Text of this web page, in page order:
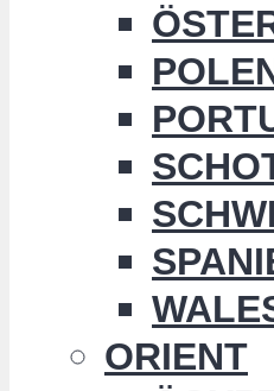
ORIENT